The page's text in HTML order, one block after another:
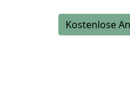
Kostenlose